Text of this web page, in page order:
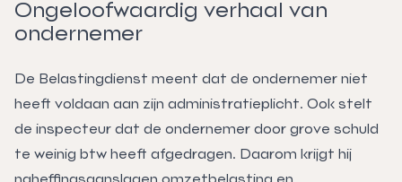
Ongeloofwaardig verhaal van
ondernemer
De Belastingdienst meent dat de ondernemer niet
heeft voldaan aan zijn administratieplicht. Ook stelt
de inspecteur dat de ondernemer door grove schuld
te weinig btw heeft afgedragen. Daarom krijgt hij